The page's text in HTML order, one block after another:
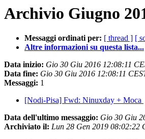
Archivio Giugno
Messaggi ordinati per: [ thread ] [
Altre informazioni su questa lista...
Data inizio: Gio 30 Giu 2016 12:08:11
Data fine: Gio 30 Giu 2016 12:08:11
Messaggi: 1
[Nodi-Pisa] Fwd: Ninuxday + Moca
Data dell'ultimo messaggio: Gio 30 Giu
Archiviato il: Lun 28 Gen 2019 08:02:22